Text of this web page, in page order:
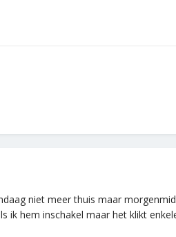
niet meer thuis maar
ik hem inschakel maar het klikt